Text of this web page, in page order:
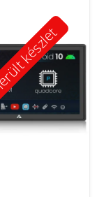
készlet